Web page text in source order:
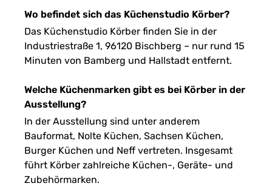
Wo befindet sich das Küchenstudio Körber?
Das Küchenstudio Körber finden Sie in der
Industriestraße 1, 96120 Bischberg – nur rund 15
Minuten von Bamberg und Hallstadt entfernt.
Welche Küchenmarken gibt es bei Körber in der
Ausstellung?
In der Ausstellung sind unter anderem
Bauformat, Nolte Küchen, Sachsen Küchen,
Burger Küchen und Neff vertreten. Insgesamt
führt Körber zahlreiche Küchen-, Geräte- und
Zubehörmarken.